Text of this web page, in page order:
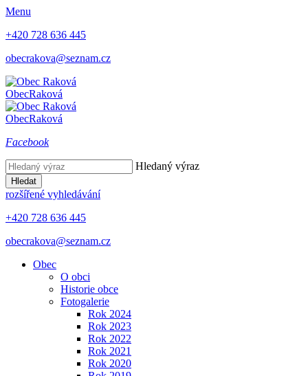
Menu
+420 728 636 445
obecrakova@seznam.cz
ObecRaková
ObecRaková
Facebook
Hledaný výraz
Hledat
rozšířené vyhledávání
+420 728 636 445
obecrakova@seznam.cz
Obec
O obci
Historie obce
Fotogalerie
Rok 2024
Rok 2023
Rok 2022
Rok 2021
Rok 2020